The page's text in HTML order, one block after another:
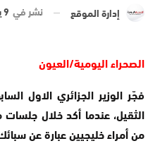
إدارة الموقع نشر في 9 يناير 2021 الساعة 11 و 52 دقيقة
الصحراء اليومية/العيون
فجّر الوزير الجزائري الاول
الثقيل، عندما أكد خلال
من أمراء خليجيين عبارة عن